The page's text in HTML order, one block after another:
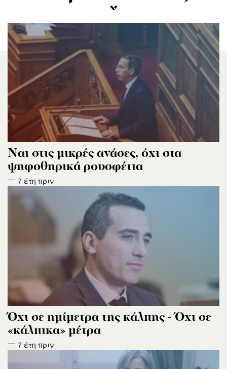
Ναι στις μικρές ανάσες, όχι στα
ψηφοθηρικά ρουσφέτια
7 έτη πριν
Όχι σε ημίμετρα της κάλπης - Όχι σε
«κάλπικα» μέτρα
7 έτη πριν